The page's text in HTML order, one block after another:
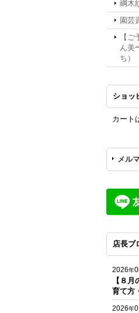
綱木
園芸
【
ん美
ち）
ショッ
カート
メル
店長ブ
2026年
【８
育て方
2026年